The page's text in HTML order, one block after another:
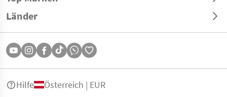
Länder
Hilfe Österreich | EUR